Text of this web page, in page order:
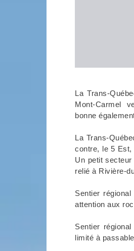
La Trans-
Mont-Carmel
bonne
La Trans-
contre, le 5 Est,
Un petit
relié à Rivière-
Sentier
attention aux
Sentier
limité à